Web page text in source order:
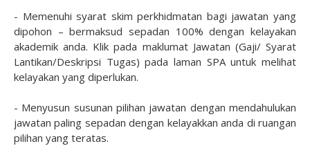
- Memenuhi syarat skim perkhidmatan bagi jawatan yang
dipohon – bermaksud sepadan 100% dengan kelayakan
akademik anda. Klik pada maklumat Jawatan (Gaji/ Syarat
Lantikan/Deskripsi Tugas) pada laman SPA untuk melihat
kelayakan yang diperlukan.
- Menyusun susunan pilihan jawatan dengan mendahulukan
jawatan paling sepadan dengan kelayakkan anda di ruangan
pilihan yang teratas.